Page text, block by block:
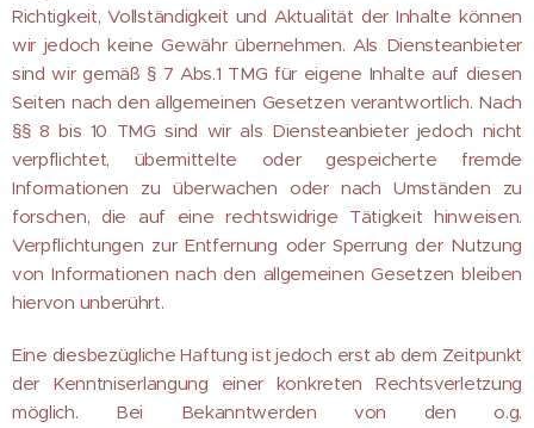
Richtigkeit, Vollständigkeit und Aktualität der Inhalte können
wir jedoch keine Gewähr übernehmen. Als Diensteanbieter
sind wir gemäß § 7 Abs.1 TMG für eigene Inhalte auf diesen
Seiten nach den allgemeinen Gesetzen verantwortlich. Nach
§§ 8 bis 10 TMG sind wir als Diensteanbieter jedoch nicht
verpflichtet, übermittelte oder gespeicherte fremde
Informationen zu überwachen oder nach Umständen zu
forschen, die auf eine rechtswidrige Tätigkeit hinweisen.
Verpflichtungen zur Entfernung oder Sperrung der Nutzung
von Informationen nach den allgemeinen Gesetzen bleiben
hiervon unberührt.
Eine diesbezügliche Haftung ist jedoch erst ab dem Zeitpunkt
der Kenntniserlangung einer konkreten Rechtsverletzung
möglich. Bei Bekanntwerden von den o.g.